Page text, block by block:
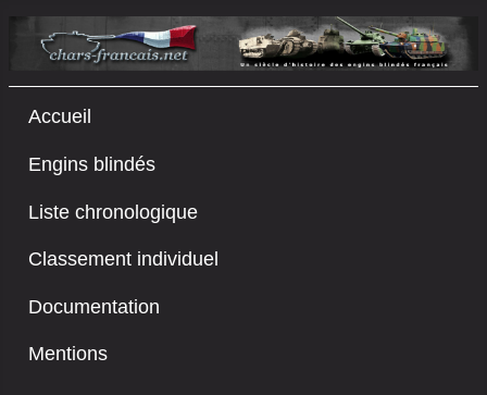
Accueil
Engins blindés
Liste chronologique
Classement individuel
Documentation
Mentions